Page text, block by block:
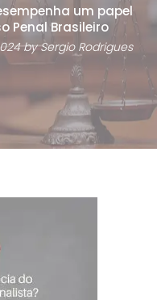
um papel
Penal Brasileiro
bySergio Rodrigues